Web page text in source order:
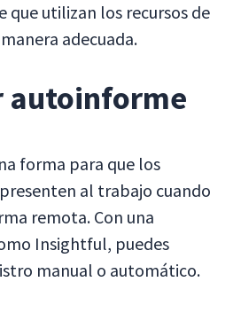
que utilizan los recursos de
adecuada.
autoinforme
forma para que los
al trabajo cuando
remota. Con una
Insightful, puedes
manual o automático.